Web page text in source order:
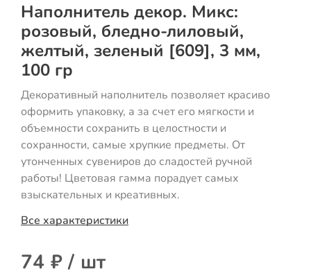
Наполнитель декор. Микс:
розовый, бледно-лиловый,
желтый, зеленый [609], 3 мм,
100 гр
Декоративный наполнитель позволяет красиво
оформить упаковку, а за счет его мягкости и
объемности сохранить в целостности и
сохранности, самые хрупкие предметы. От
утонченных сувениров до сладостей ручной
работы! Цветовая гамма порадует самых
взыскательных и креативных.
Все характеристики
74 ₽ / шт